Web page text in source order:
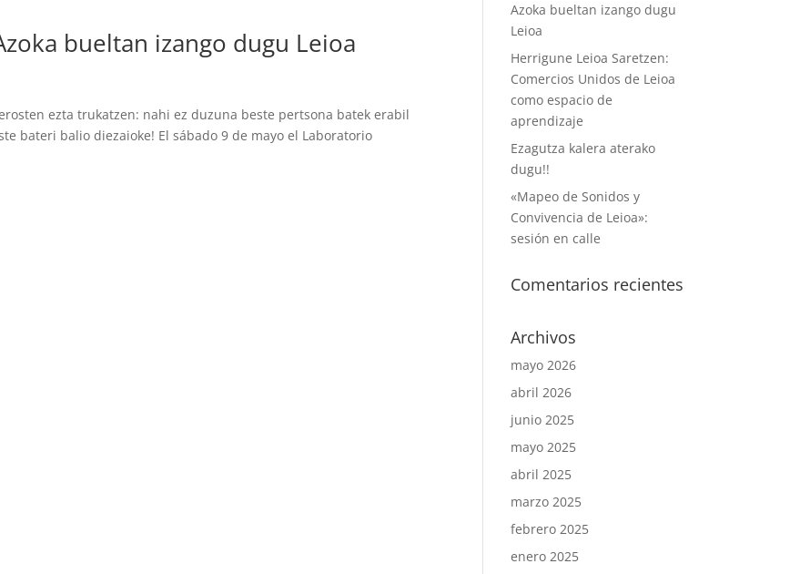
bueltan izango dugu Leioa
ezta trukatzen: nahi ez duzuna beste pertsona batek erabil
bateri balio diezaioke! El sábado 9 de mayo el Laboratorio
Azoka bueltan izango dugu
Leioa
Herrigune Leioa Saretzen:
Comercios Unidos de Leioa
como espacio de
aprendizaje
Ezagutza kalera aterako
dugu!!
«Mapeo de Sonidos y
Convivencia de Leioa»:
sesión en calle
Comentarios recientes
Archivos
mayo 2026
abril 2026
junio 2025
mayo 2025
abril 2025
marzo 2025
febrero 2025
enero 2025